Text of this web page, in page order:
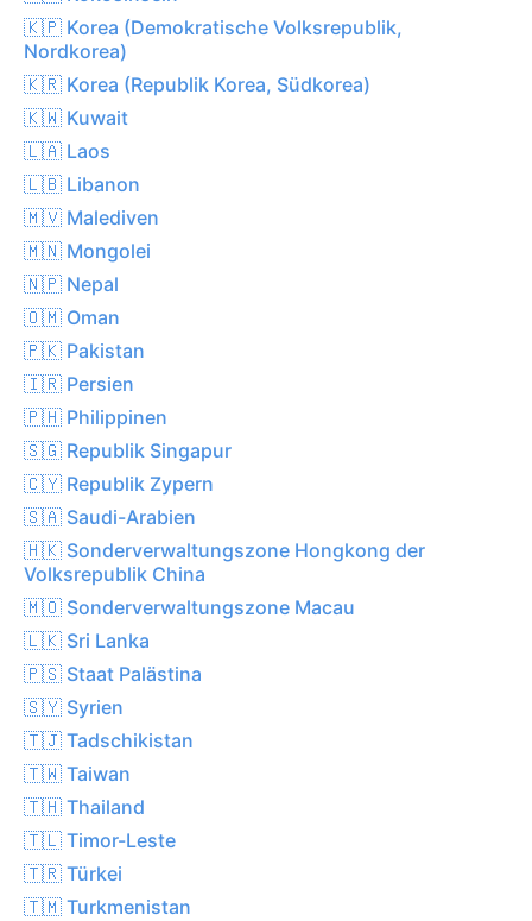
🇰🇵 Korea (Demokratische Volksrepublik,
Nordkorea)
🇰🇷 Korea (Republik Korea, Südkorea)
🇰🇼 Kuwait
🇱🇦 Laos
🇱🇧 Libanon
🇲🇻 Malediven
🇲🇳 Mongolei
🇳🇵 Nepal
🇴🇲 Oman
🇵🇰 Pakistan
🇮🇷 Persien
🇵🇭 Philippinen
🇸🇬 Republik Singapur
🇨🇾 Republik Zypern
🇸🇦 Saudi-Arabien
🇭🇰 Sonderverwaltungszone Hongkong der
Volksrepublik China
🇲🇴 Sonderverwaltungszone Macau
🇱🇰 Sri Lanka
🇵🇸 Staat Palästina
🇸🇾 Syrien
🇹🇯 Tadschikistan
🇹🇼 Taiwan
🇹🇭 Thailand
🇹🇱 Timor-Leste
🇹🇷 Türkei
🇹🇲 Turkmenistan